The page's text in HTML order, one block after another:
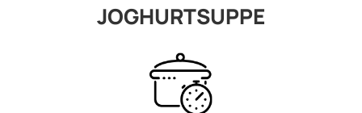
JOGHURTSUPPE